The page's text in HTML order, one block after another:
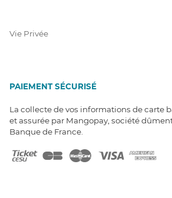
Vie Privée
PAIEMENT SÉCURISÉ
La collecte de vos informations de carte
et assurée par Mangopay, société
Banque de France.